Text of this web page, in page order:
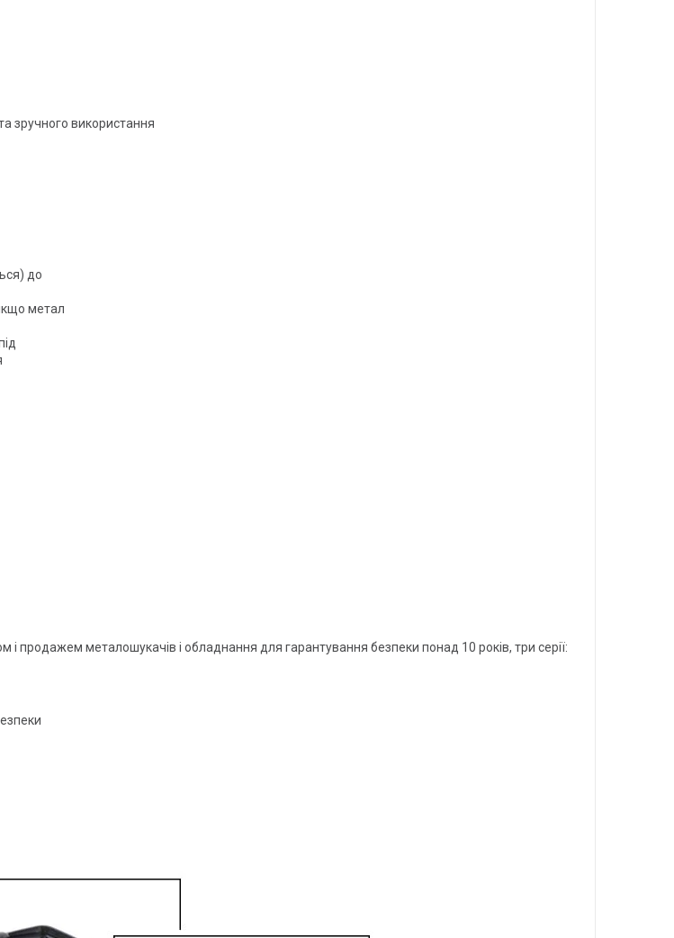
зручного використання
до
метал
металошукачів і обладнання для гарантування безпеки понад 10 років, три серії: